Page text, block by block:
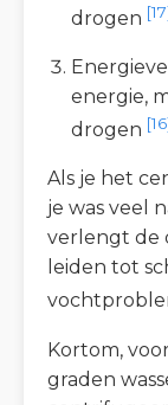
drogen
energie,
drogen
Als je het
je was veel
verlengt de
leiden tot
Kortom,
graden